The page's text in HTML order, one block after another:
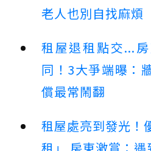
老人也別自找麻煩
租屋退租點交...
同！3大爭端曝：
償最常鬧翻
租屋處亮到發光！